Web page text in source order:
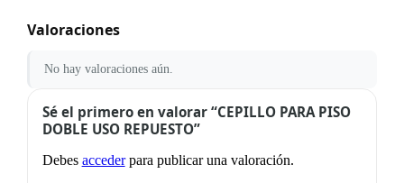
Valoraciones
No hay valoraciones aún.
Sé el primero en valorar “CEPILLO PARA PISO
DOBLE USO REPUESTO”
Debes accederpara publicar una valoración.